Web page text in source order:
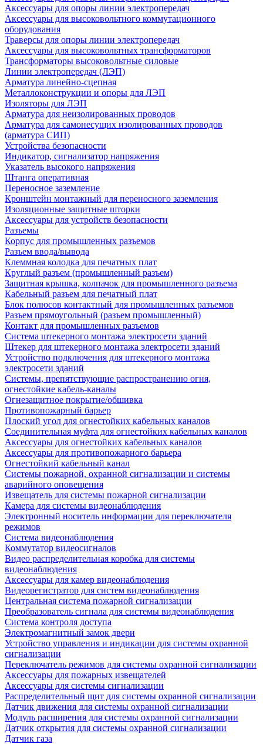
Аксессуары для опоры линии электропередач
Аксессуары для высоковольтного коммутационного
оборудования
Траверсы для опоры линии электропередач
Аксессуары для высоковольтных трансформаторов
Трансформаторы высоковольтные силовые
Линии электропередач (ЛЭП)
Арматура линейно-сцепная
Металлоконструкции и опоры для ЛЭП
Изоляторы для ЛЭП
Арматура для неизолированных проводов
Арматура для самонесущих изолированных проводов
(арматура СИП)
Устройства безопасности
Индикатор, сигнализатор напряжения
Указатель высокого напряжения
Штанга оперативная
Переносное заземление
Кронштейн монтажный для переносного заземления
Изоляционные защитные шторки
Аксессуары для устройств безопасности
Разъемы
Корпус для промышленных разъемов
Разъем ввода/вывода
Клеммная колодка для печатных плат
Круглый разъем (промышленный разъем)
Защитная крышка, колпачок для промышленного разъема
Кабельный разъем для печатный плат
Блок полюсов контактный для промышленных разъемов
Разъем прямоугольный (разъем промышленный)
Контакт для промышленных разъемов
Система штекерного монтажа электросети зданий
Штекер для штекерного монтажа электросети зданий
Устройство подключения для штекерного монтажа
электросети зданий
Системы, препятствующие распространению огня,
огнестойкие кабель-каналы
Огнезащитное покрытие/обшивка
Противопожарный барьер
Плоский угол для огнестойких кабельных каналов
Соединительная муфта для огнестойких кабельных каналов
Аксессуары для огнестойких кабельных каналов
Аксессуары для противопожарного барьера
Огнестойкий кабельный канал
Системы пожарной, охранной сигнализации и системы
аварийного оповещения
Извещатель для системы пожарной сигнализации
Камера для системы видеонаблюдения
Электронный носитель информации для переключателя
режимов
Система видеонаблюдения
Коммутатор видеосигналов
Видео распределительная коробка для системы
видеонаблюдения
Аксессуары для камер видеонаблюдения
Видеорегистратор для систем видеонаблюдения
Центральная система пожарной сигнализации
Преобразователь сигнала для системы видеонаблюдения
Система контроля доступа
Электромагнитный замок двери
Устройство управления и индикации для системы охранной
сигнализации
Переключатель режимов для системы охранной сигнализации
Аксессуары для пожарных извещателей
Аксессуары для системы сигнализации
Распределительный щит для системы охранной сигнализации
Датчик движения для системы охранной сигнализации
Модуль расширения для системы охранной сигнализации
Датчик открытия для системы охранной сигнализации
Датчик газа